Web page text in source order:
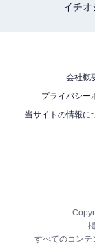
イチオ
会社概
プライバシー
当サイトの情報に
すべてのコンテ